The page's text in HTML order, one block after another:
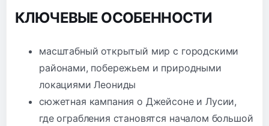
КЛЮЧЕВЫЕ ОСОБЕННОСТИ
масштабный открытый мир с городскими
районами, побережьем и природными
локациями Леониды
сюжетная кампания о Джейсоне и Лусии,
где ограбления становятся началом большой